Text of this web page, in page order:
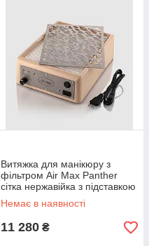
Витяжка для манікюру з
фільтром Air Max Panther
сітка нержавійка з підставкою
Бежевий
Немає в наявності
11 280 ₴